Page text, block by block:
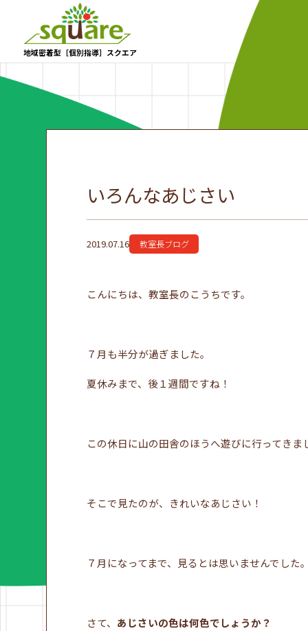
地域密着型［個別指導］スクエア
いろんなあじさい
2019.07.16 教室長ブログ
こんにちは、教室長のこうちです。
７月も半分が過ぎました。
夏休みまで、後１週間ですね！
この休日に山の田舎のほうへ遊びに行ってきま
そこで見たのが、きれいなあじさい！
７月になってまで、見るとは思いませんでした
さて、 あじさいの色は何色でしょうか？